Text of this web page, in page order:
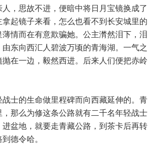
，思故不进，便暗中将日月宝镜换成了
起镜子来看，怎么也看不到长安城里的
情而在有意欺骗她。公主潸然泪下，泪
东向西汇人碧波万顷的青海湖。一气之
在一边，毅然西进。后来人们便把赤岭
士的生命做里程碑而向西藏延伸的。青
那么为修这条公路就有二千名年轻战士
进盆地，就要走青藏公路，到茶卡后再转
德令哈。